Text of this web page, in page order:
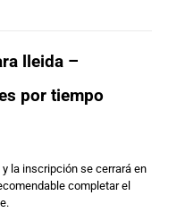
lleida –
por tiempo
la inscripción se cerrará en
completar el